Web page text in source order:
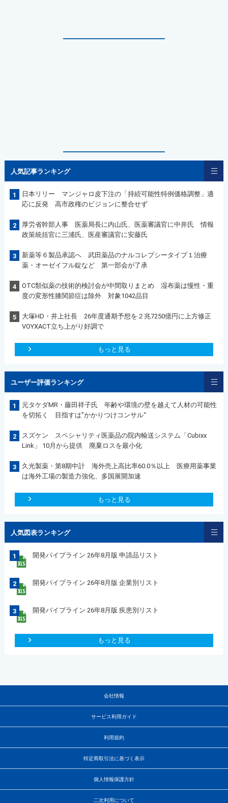
人気記事ランキング
1
日本リリー マンジャロ皮下注の「持続可能性特例価格調整」適
応に反発 高市政権のビジョンに整合せず
2
厚労省幹部人事 医薬局長に内山氏、医薬審議官に中井氏 情報
政策統括官に三浦氏、医産審議官に安藤氏
3
新薬等６製品承認へ 武田薬品のナルコレプシータイプ１治療
薬・オーゼイフル錠など 第一部会が了承
4
OTC類似薬の技術的検討会が中間取りまとめ 湿布薬は慢性・重
度の変形性膝関節症は除外 対象1042品目
5
大塚HD・井上社長 26年度通期予想を２兆7250億円に上方修正
VOYXACT立ち上がり好調で
もっと見る
ユーザー評価ランキング
1
元タケダMR・藤田祥子氏 年齢や環境の壁を越えて人材の可能性
を切拓く 目指すは”かかりつけコンサル“
2
スズケン スペシャリティ医薬品の院内輸送システム「Cubixx
Link」 10月から提供 廃棄ロスを最小化
3
久光製薬・第8期中計 海外売上高比率60.0％以上 医療用薬事業
は海外工場の製造力強化、多国展開加速
もっと見る
人気図表ランキング
1 開発パイプライン 26年8月版 申請品リスト
2 開発パイプライン 26年8月版 企業別リスト
3 開発パイプライン 26年8月版 疾患別リスト
もっと見る
会社情報
サービス利用ガイド
利用規約
特定商取引法に基づく表示
個人情報保護方針
二次利用について